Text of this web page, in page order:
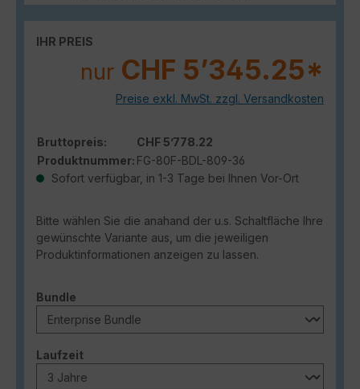
IHR PREIS
nur CHF 5’345.25*
Preise exkl. MwSt. zzgl. Versandkosten
Bruttopreis:
CHF 5’778.22
Produktnummer: FG-80F-BDL-809-36
Sofort verfügbar, in 1-3 Tage bei Ihnen Vor-Ort
Bitte wählen Sie die anahand der u.s. Schaltfläche Ihre
gewünschte Variante aus, um die jeweiligen
Produktinformationen anzeigen zu lassen.
Bundle
Laufzeitauswählen